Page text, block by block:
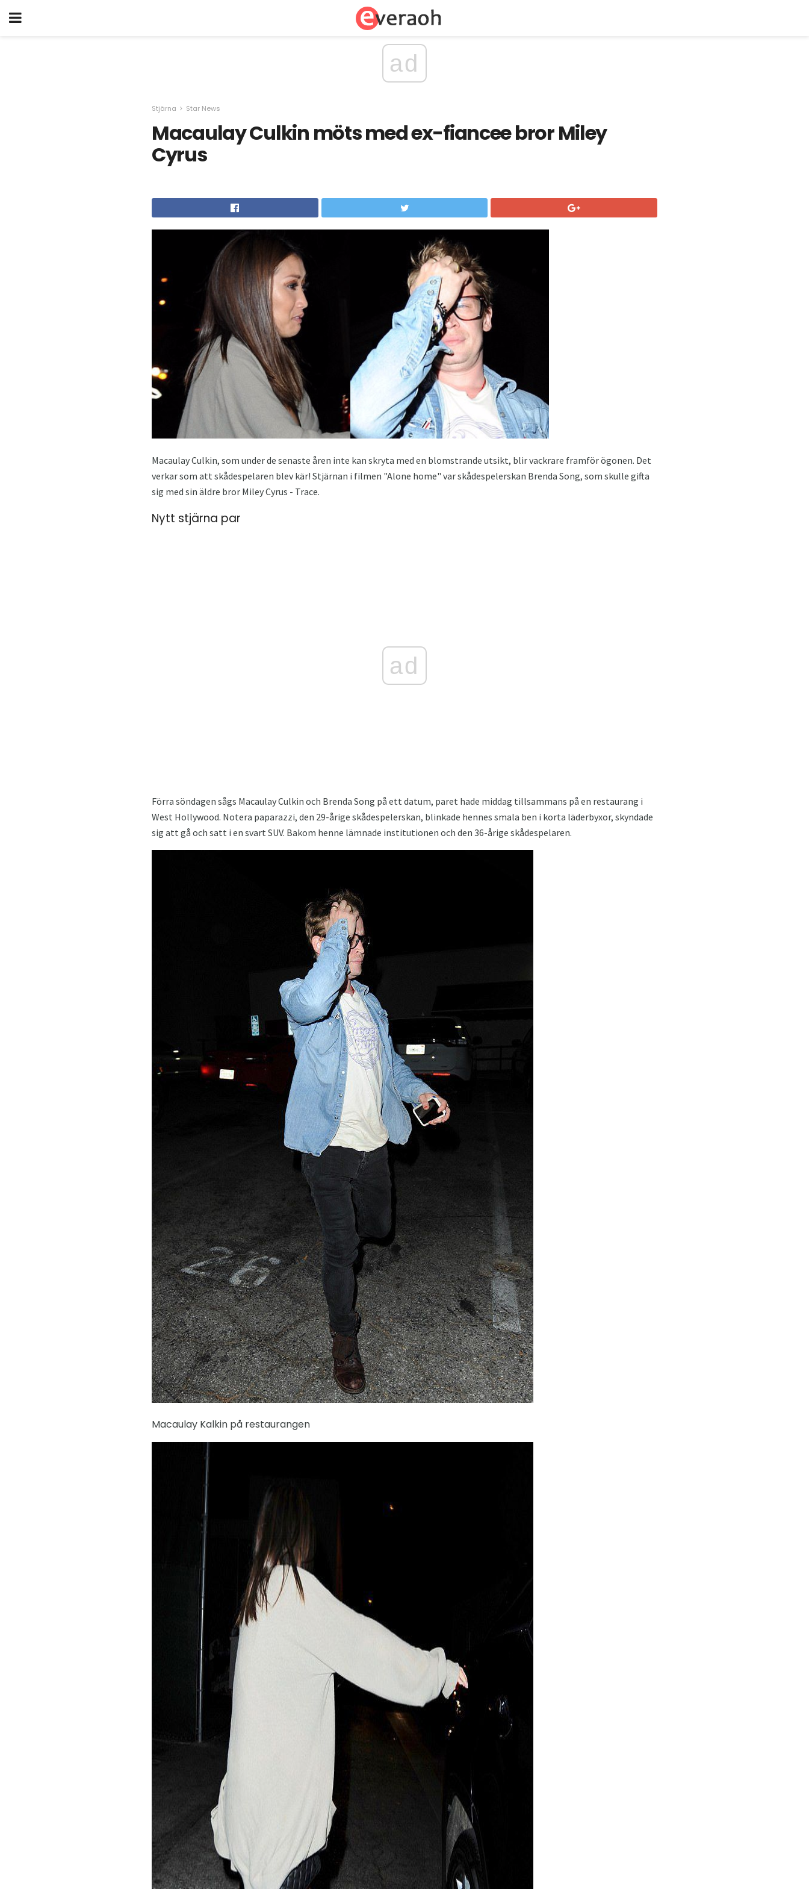
ad
Stjärna Star News
Macaulay Culkin möts med ex-fiancee bror Miley
Cyrus
Macaulay Culkin, som under de senaste åren inte kan skryta med en blomstrande utsikt, blir vackrare framför ögonen. Det
verkar som att skådespelaren blev kär! Stjärnan i filmen "Alone home" var skådespelerskan Brenda Song, som skulle gifta
sig med sin äldre bror Miley Cyrus - Trace.
Nytt stjärna par
ad
Förra söndagen sågs Macaulay Culkin och Brenda Song på ett datum, paret hade middag tillsammans på en restaurang i
West Hollywood. Notera paparazzi, den 29-årige skådespelerskan, blinkade hennes smala ben i korta läderbyxor, skyndade
sig att gå och satt i en svart SUV. Bakom henne lämnade institutionen och den 36-årige skådespelaren.
Macaulay Kalkin på restaurangen